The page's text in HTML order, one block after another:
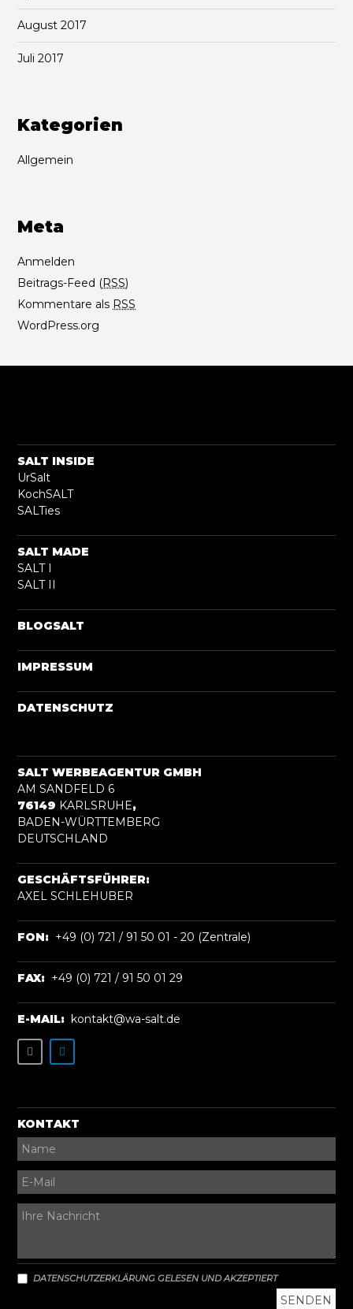
August 2017
Juli 2017
Kategorien
Allgemein
Meta
Anmelden
Beitrags-Feed (RSS)
Kommentare als RSS
WordPress.org
SALT INSIDE
UrSalt
KochSALT
SALTies
SALT MADE
SALT I
SALT II
BLOGSALT
IMPRESSUM
DATENSCHUTZ
SALT WERBEAGENTUR GMBH
AM SANDFELD 6
76149 KARLSRUHE,
BADEN-WÜRTTEMBERG
DEUTSCHLAND
GESCHÄFTSFÜHRER:
AXEL SCHLEHUBER
FON: +49 (0) 721 / 91 50 01 - 20 (Zentrale)
FAX: +49 (0) 721 / 91 50 01 29
E-MAIL: kontakt@wa-salt.de
KONTAKT
DATENSCHUTZERKLÄRUNG GELESEN UND AKZEPTIERT